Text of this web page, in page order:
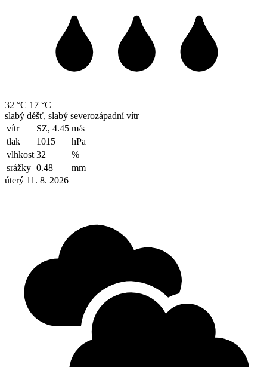
32 °C 17 °C
slabý déšť, slabý severozápadní vítr
vítr
SZ, 4.45 m/s
tlak
1015
hPa
vlhkost 32
%
srážky 0.48
mm
úterý 11. 8. 2026